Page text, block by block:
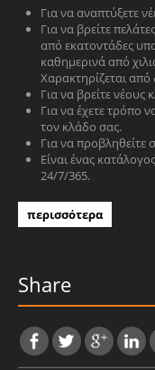
Για να αναπτύξετε
Για να βρείτε
από εκατοντάδες
καθημερινά από
Χαρακτηρίζεται από
Για να βρείτε νέους
Για να έχετε τρόπο
τον κλάδο σας.
Για να προβληθείτε
Είναι ένας
24/7/365.
περισσότερα
Share